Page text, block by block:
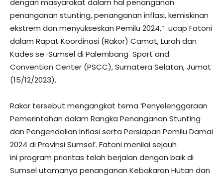
dengan masyarakat dalam hal penanganan
penanganan stunting, penanganan inflasi, kemiskinan
ekstrem dan menyukseskan Pemilu 2024,” ucap Fatoni
dalam Rapat Koordinasi (Rakor) Camat, Lurah dan
Kades se-Sumsel di Palembang Sport and
Convention Center (PSCC), Sumatera Selatan, Jumat
(15/12/2023).
Rakor tersebut mengangkat tema ‘Penyelenggaraan
Pemerintahan dalam Rangka Penanganan Stunting
dan Pengendalian Inflasi serta Persiapan Pemilu Damai
2024 di Provinsi Sumsel’. Fatoni menilai sejauh
ini program prioritas telah berjalan dengan baik di
Sumsel utamanya penanganan Kebakaran Hutan dan